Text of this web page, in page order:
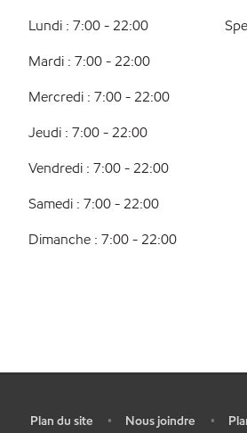
Lundi : 7:00 - 22:00
Mardi : 7:00 - 22:00
Mercredi : 7:00 - 22:00
Jeudi : 7:00 - 22:00
Vendredi : 7:00 - 22:00
Samedi : 7:00 - 22:00
Dimanche : 7:00 - 22:00
Plan du site • Nous joindre •